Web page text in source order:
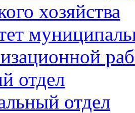
хозяйства
отдел
отдел